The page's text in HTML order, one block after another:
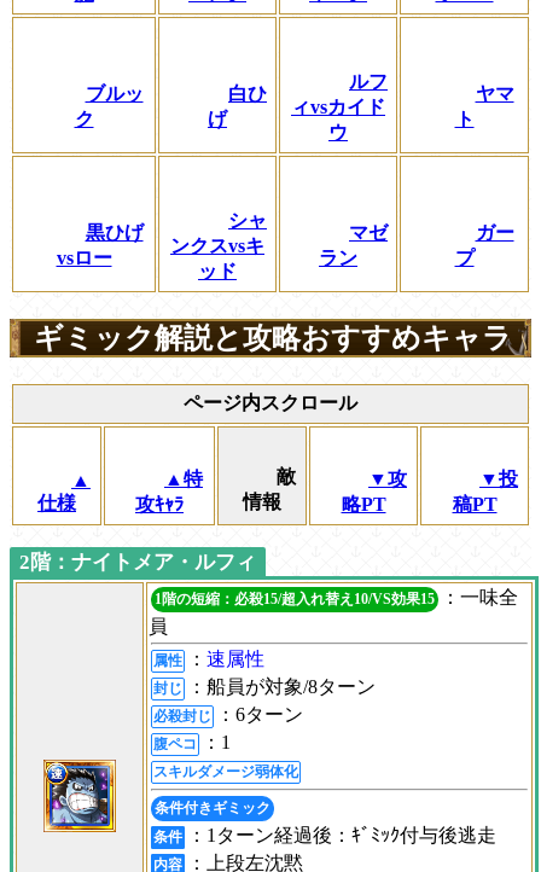
ブルッ
ク
白ひ
げ
ルフ
ィvsカイド
ウ
ヤマ
ト
黒ひげ
vsロー
シャ
ンクスvsキ
ッド
マゼ
ラン
ガー
プ
ギミック解説と攻略おすすめキャラ
ページ内スクロール
▲
仕様
▲特
攻ｷｬﾗ
敵
情報
▼攻
略PT
▼投
稿PT
2階：ナイトメア・ルフィ
1階の短縮：必殺15/超入れ替え10/VS効果15
：一味全
員
属性 ： 速属性
封じ ：船員が対象/8ターン
必殺封じ ：6ターン
腹ペコ ：1
スキルダメージ弱体化
条件付きギミック
条件
：1ターン経過後：ｷﾞﾐｯｸ付与後逃走
内容 ：上段左沈黙